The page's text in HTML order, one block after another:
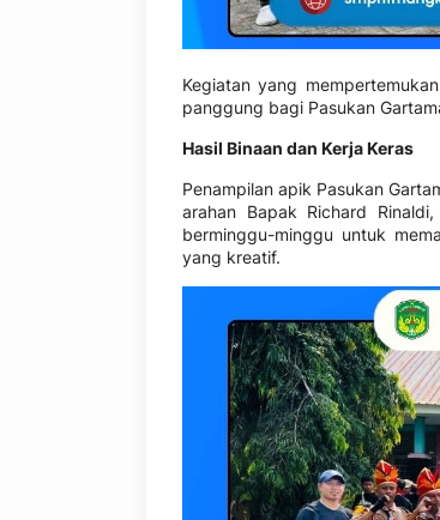
Kegiatan yang
panggung bagi Pasukan
Hasil Binaan dan Kerja Keras
Penampilan apik Pasukan
arahan Bapak Richard
berminggu-minggu untuk
yang kreatif.